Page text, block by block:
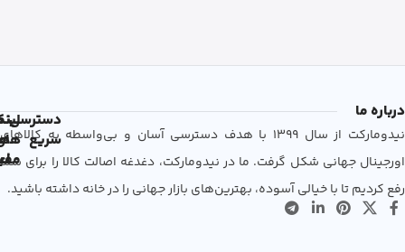
درباره ما
نیدومارکت از سال 1399 با هدف دسترسی آسان و بی‌واسطه به کالاهای
اورجینال جهانی شکل گرفت. ما در نیدومارکت، دغدغه اصالت کالا را برای شما
رفع کردیم تا با خیالی آسوده، بهترین‌های بازار جهانی را در خانه داشته باشید.
دسترسی
سریع